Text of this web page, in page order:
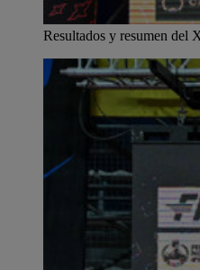
Resultados y resumen del